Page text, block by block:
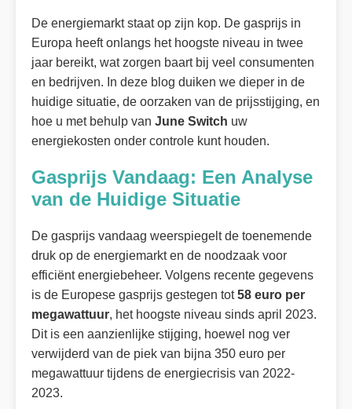
De energiemarkt staat op zijn kop. De gasprijs in
Europa heeft onlangs het hoogste niveau in twee
jaar bereikt, wat zorgen baart bij veel consumenten
en bedrijven. In deze blog duiken we dieper in de
huidige situatie, de oorzaken van de prijsstijging, en
hoe u met behulp van June Switch uw
energiekosten onder controle kunt houden.
Gasprijs Vandaag: Een Analyse
van de Huidige Situatie
De gasprijs vandaag weerspiegelt de toenemende
druk op de energiemarkt en de noodzaak voor
efficiënt energiebeheer. Volgens recente gegevens
is de Europese gasprijs gestegen tot58 euro per
megawattuur, het hoogste niveau sinds april 2023.
Dit is een aanzienlijke stijging, hoewel nog ver
verwijderd van de piek van bijna 350 euro per
megawattuur tijdens de energiecrisis van 2022-
2023.